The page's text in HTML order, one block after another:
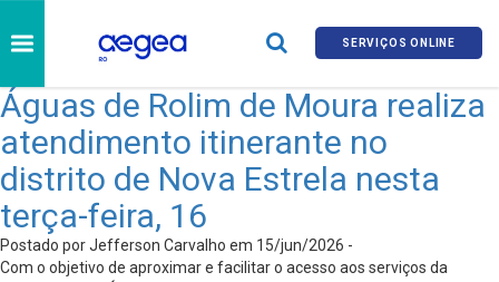
SERVIÇOS ONLINE
Águas de Rolim de Moura realiza
atendimento itinerante no
distrito de Nova Estrela nesta
terça-feira, 16
Postado por Jefferson Carvalho em 15/jun/2026 -
Com o objetivo de aproximar e facilitar o acesso aos serviços da